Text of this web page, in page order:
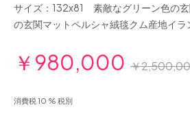
サイズ：132x81 素敵なグリーン色の
の玄関マットペルシャ絨毯クム産地イラ
￥980,000 ￥
消費税 10 % 税別